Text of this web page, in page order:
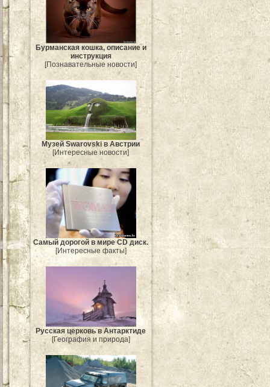
Бурманская кошка, описание и
инструкция
[Познавательные новости]
Музей Swarovski в Австрии
[Интересные новости]
Самый дорогой в мире CD диск.
[Интересные факты]
Русская церковь в Антарктиде
[География и природа]